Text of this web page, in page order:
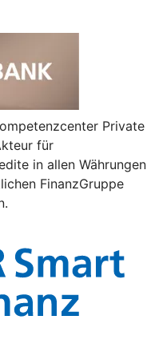
Private
für
in allen Währungen
FinanzGruppe